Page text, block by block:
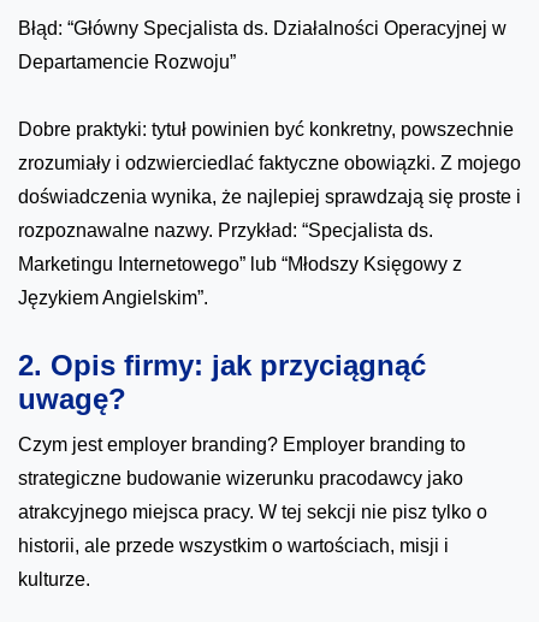
Błąd: “Główny Specjalista ds. Działalności Operacyjnej w
Departamencie Rozwoju”
Dobre praktyki: tytuł powinien być konkretny, powszechnie
zrozumiały i odzwierciedlać faktyczne obowiązki. Z mojego
doświadczenia wynika, że najlepiej sprawdzają się proste i
rozpoznawalne nazwy. Przykład: “Specjalista ds.
Marketingu Internetowego” lub “Młodszy Księgowy z
Językiem Angielskim”.
2. Opis firmy: jak przyciągnąć
uwagę?
Czym jest employer branding? Employer branding to
strategiczne budowanie wizerunku pracodawcy jako
atrakcyjnego miejsca pracy. W tej sekcji nie pisz tylko o
historii, ale przede wszystkim o wartościach, misji i
kulturze.